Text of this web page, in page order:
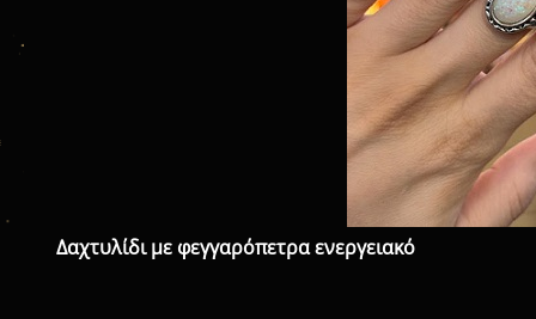
Δαχτυλίδι με φεγγαρόπετρα ενεργειακό